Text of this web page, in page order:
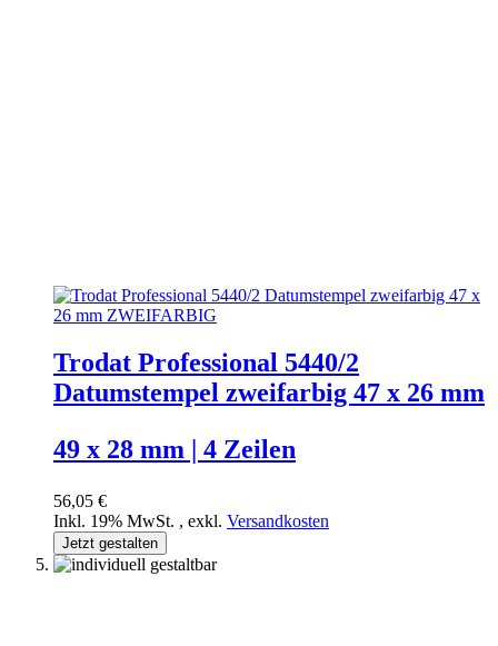
Trodat Professional 5440/2
Datumstempel zweifarbig 47 x 26 mm
49 x 28 mm | 4 Zeilen
56,05 €
Inkl. 19% MwSt. , exkl. Versandkosten
Jetzt gestalten